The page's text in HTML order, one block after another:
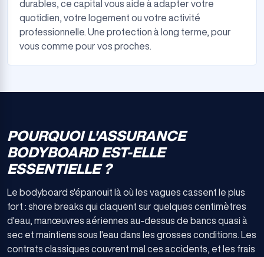
durables, ce capital vous aide à adapter votre
quotidien, votre logement ou votre activité
professionnelle. Une protection à long terme, pour
vous comme pour vos proches.
POURQUOI L'ASSURANCE
BODYBOARD EST-ELLE
ESSENTIELLE ?
Le bodyboard s'épanouit là où les vagues cassent le plus
fort : shore breaks qui claquent sur quelques centimètres
d'eau, manœuvres aériennes au-dessus de bancs quasi à
sec et maintiens sous l'eau dans les grosses conditions. Les
contrats classiques couvrent mal ces accidents, et les frais